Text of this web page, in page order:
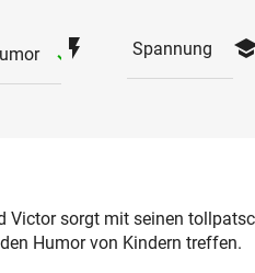
checked
flash_on Spannung
Victor sorgt mit seinen
Humor von Kindern treffen.